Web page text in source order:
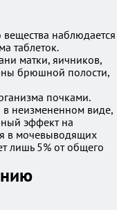
наблюдается
таблеток.
матки, яичников,
брюшной полости,
почками.
в неизмененном виде,
эффект на
в мочевыводящих
лишь 5% от общего